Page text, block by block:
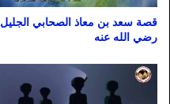
قصة سعد بن معاذ الصحابي الجليل
رضي الله عنه